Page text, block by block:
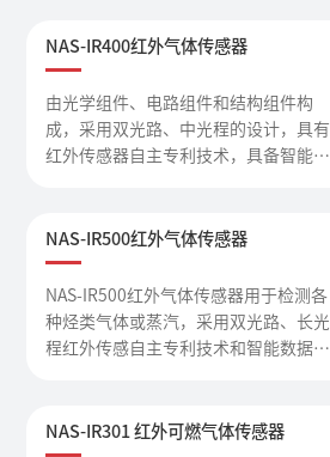
NAS-IR400红外气体传感器
由光学组件、电路组件和结构组件构
成，采用双光路、中光程的设计，具有
红外传感器自主专利技术，具备智能软
毒、抗干扰能力强、使用寿命长。电路
组件选用稳定性佳、耐温飘的元器件，
适应高温、低温、湿热等使用场景。防
护罩防水防尘保护设计，确保传感器在
高粉尘等恶劣环境长期使用。
NAS-IR500红外气体传感器
NAS-IR500红外气体传感器用于检测各
种烃类气体或蒸汽，采用双光路、长光
程红外传感自主专利技术和智能数据处
具有智能控温抗凝露，防水防尘保护等
NAS-IR301 红外可燃气体传感器